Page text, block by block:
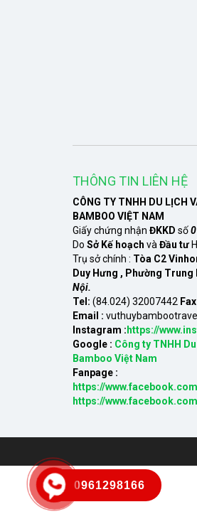
THÔNG TIN LIÊN HỆ
CÔNG TY TNHH DU LỊCH
BAMBOO VIỆT NAM
Giấy chứng nhận ĐKKD số
Do Sở Kế hoạch và Đầu tư
Trụ sở chính : Tòa C2
Duy Hưng , Phường Trung
Nội.
Tel: (84.024) 32007442
Email :
Instagram : https://
Google : Công ty TNHH
Bamboo Việt Nam
Fanpage :
https://
https://
0961298166